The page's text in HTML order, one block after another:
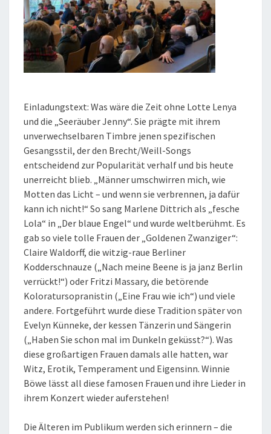
Einladungstext: Was wäre die Zeit ohne Lotte Lenya
und die „Seeräuber Jenny“. Sie prägte mit ihrem
unverwechselbaren Timbre jenen spezifischen
Gesangsstil, der den Brecht/Weill-Songs
entscheidend zur Popularität verhalf und bis heute
unerreicht blieb. „Männer umschwirren mich, wie
Motten das Licht – und wenn sie verbrennen, ja dafür
kann ich nicht!“ So sang Marlene Dittrich als „fesche
Lola“ in „Der blaue Engel“ und wurde weltberühmt. Es
gab so viele tolle Frauen der „Goldenen Zwanziger“:
Claire Waldorff, die witzig-raue Berliner
Kodderschnauze („Nach meine Beene is ja janz Berlin
verrückt!“) oder Fritzi Massary, die betörende
Koloratursopranistin („Eine Frau wie ich“) und viele
andere. Fortgeführt wurde diese Tradition später von
Evelyn Künneke, der kessen Tänzerin und Sängerin
(„Haben Sie schon mal im Dunkeln geküsst?“). Was
diese großartigen Frauen damals alle hatten, war
Witz, Erotik, Temperament und Eigensinn. Winnie
Böwe lässt all diese famosen Frauen und ihre Lieder in
ihrem Konzert wieder auferstehen!
Die Älteren im Publikum werden sich erinnern – die